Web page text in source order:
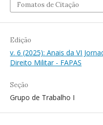
Fomatos de Citação
Edição
v. 6 (2025): Anais da VI
Direito Militar - FAPAS
Seção
Grupo de Trabalho I